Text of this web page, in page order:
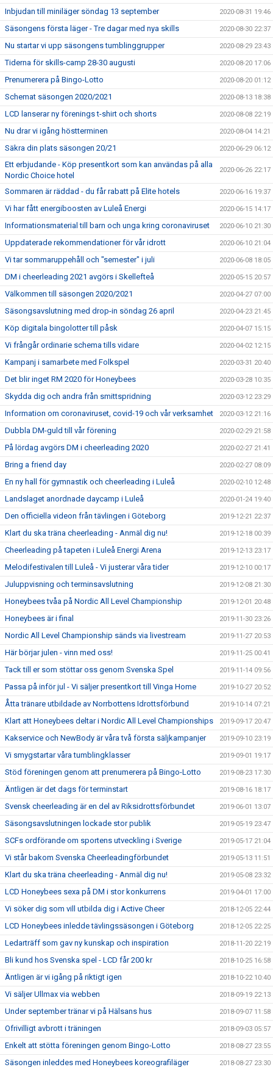
Inbjudan till miniläger söndag 13 september 2020-08-31 19:46
Säsongens första läger - Tre dagar med nya skills 2020-08-30 22:37
Nu startar vi upp säsongens tumblinggrupper 2020-08-29 23:43
Tiderna för skills-camp 28-30 augusti 2020-08-20 17:06
Prenumerera på Bingo-Lotto 2020-08-20 01:12
Schemat säsongen 2020/2021 2020-08-13 18:38
LCD lanserar ny förenings t-shirt och shorts 2020-08-08 22:19
Nu drar vi igång höstterminen 2020-08-04 14:21
Säkra din plats säsongen 20/21 2020-06-29 06:12
Ett erbjudande - Köp presentkort som kan användas på alla
Nordic Choice hotel
2020-06-26 22:17
Sommaren är räddad - du får rabatt på Elite hotels 2020-06-16 19:37
Vi har fått energiboosten av Luleå Energi 2020-06-15 14:17
Informationsmaterial till barn och unga kring coronaviruset 2020-06-10 21:30
Uppdaterade rekommendationer för vår idrott 2020-06-10 21:04
Vi tar sommaruppehåll och "semester" i juli 2020-06-08 18:05
DM i cheerleading 2021 avgörs i Skellefteå 2020-05-15 20:57
Välkommen till säsongen 2020/2021 2020-04-27 07:00
Säsongsavslutning med drop-in söndag 26 april 2020-04-23 21:45
Köp digitala bingolotter till påsk 2020-04-07 15:15
Vi frångår ordinarie schema tills vidare 2020-04-02 12:15
Kampanj i samarbete med Folkspel 2020-03-31 20:40
Det blir inget RM 2020 för Honeybees 2020-03-28 10:35
Skydda dig och andra från smittspridning 2020-03-12 23:29
Information om coronaviruset, covid-19 och vår verksamhet 2020-03-12 21:16
Dubbla DM-guld till vår förening 2020-02-29 21:58
På lördag avgörs DM i cheerleading 2020 2020-02-27 21:41
Bring a friend day 2020-02-27 08:09
En ny hall för gymnastik och cheerleading i Luleå 2020-02-10 12:48
Landslaget anordnade daycamp i Luleå 2020-01-24 19:40
Den officiella videon från tävlingen i Göteborg 2019-12-21 22:37
Klart du ska träna cheerleading - Anmäl dig nu! 2019-12-18 00:39
Cheerleading på tapeten i Luleå Energi Arena 2019-12-13 23:17
Melodifestivalen till Luleå - Vi justerar våra tider 2019-12-10 00:17
Juluppvisning och terminsavslutning 2019-12-08 21:30
Honeybees tvåa på Nordic All Level Championship 2019-12-01 20:48
Honeybees är i final 2019-11-30 23:26
Nordic All Level Championship sänds via livestream 2019-11-27 20:53
Här börjar julen - vinn med oss! 2019-11-25 00:41
Tack till er som stöttar oss genom Svenska Spel 2019-11-14 09:56
Passa på inför jul - Vi säljer presentkort till Vinga Home 2019-10-27 20:52
Åtta tränare utbildade av Norrbottens Idrottsförbund 2019-10-14 07:21
Klart att Honeybees deltar i Nordic All Level Championships 2019-09-17 20:47
Kakservice och NewBody är våra två första säljkampanjer 2019-09-10 23:19
Vi smygstartar våra tumblingklasser 2019-09-01 19:17
Stöd föreningen genom att prenumerera på Bingo-Lotto 2019-08-23 17:30
Äntligen är det dags för terminstart 2019-08-16 18:17
Svensk cheerleading är en del av Riksidrottsförbundet 2019-06-01 13:07
Säsongsavslutningen lockade stor publik 2019-05-19 23:47
SCFs ordförande om sportens utveckling i Sverige 2019-05-17 21:04
Vi står bakom Svenska Cheerleadingförbundet 2019-05-13 11:51
Klart du ska träna cheerleading - Anmäl dig nu! 2019-05-08 23:32
LCD Honeybees sexa på DM i stor konkurrens 2019-04-01 17:00
Vi söker dig som vill utbilda dig i Active Cheer 2018-12-05 22:44
LCD Honeybees inledde tävlingssäsongen i Göteborg 2018-12-05 22:25
Ledarträff som gav ny kunskap och inspiration 2018-11-20 22:19
Bli kund hos Svenska spel - LCD får 200 kr 2018-10-25 16:58
Äntligen är vi igång på riktigt igen 2018-10-22 10:40
Vi säljer Ullmax via webben 2018-09-19 22:13
Under september tränar vi på Hälsans hus 2018-09-07 11:58
Ofrivilligt avbrott i träningen 2018-09-03 05:57
Enkelt att stötta föreningen genom Bingo-Lotto 2018-08-27 23:55
Säsongen inleddes med Honeybees koreografiläger 2018-08-27 23:30